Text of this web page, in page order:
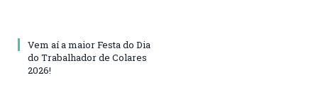
Vem aí a maior Festa do Dia
do Trabalhador de Colares
2026!